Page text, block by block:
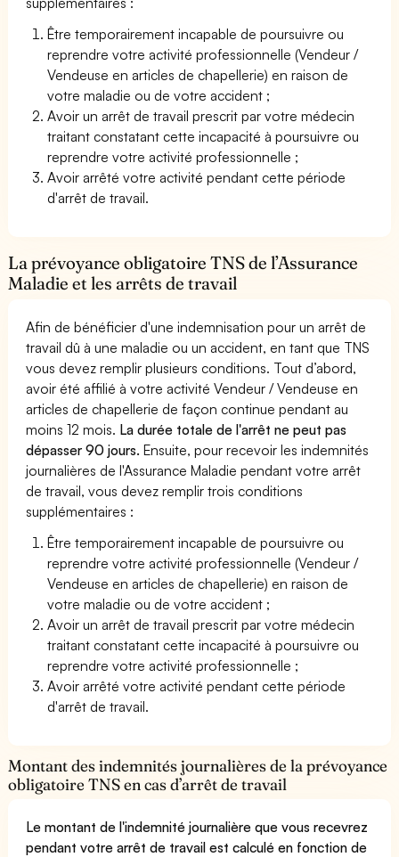
Être temporairement incapable de poursuivre ou
reprendre votre activité professionnelle (Vendeur /
Vendeuse en articles de chapellerie) en raison de
votre maladie ou de votre accident ;
Avoir un arrêt de travail prescrit par votre médecin
traitant constatant cette incapacité à poursuivre ou
reprendre votre activité professionnelle ;
Avoir arrêté votre activité pendant cette période
d'arrêt de travail.
La prévoyance obligatoire TNS de l’Assurance
Maladie et les arrêts de travail
Afin de bénéficier d'une indemnisation pour un arrêt de
travail dû à une maladie ou un accident, en tant que TNS
vous devez remplir plusieurs conditions. Tout d’abord,
avoir été affilié à votre activité Vendeur / Vendeuse en
articles de chapellerie de façon continue pendant au
moins 12 mois. La durée totale de l'arrêt ne peut pas
dépasser 90 jours. Ensuite, pour recevoir les indemnités
journalières de l'Assurance Maladie pendant votre arrêt
de travail, vous devez remplir trois conditions
supplémentaires :
Être temporairement incapable de poursuivre ou
reprendre votre activité professionnelle (Vendeur /
Vendeuse en articles de chapellerie) en raison de
votre maladie ou de votre accident ;
Avoir un arrêt de travail prescrit par votre médecin
traitant constatant cette incapacité à poursuivre ou
reprendre votre activité professionnelle ;
Avoir arrêté votre activité pendant cette période
d'arrêt de travail.
Montant des indemnités journalières de la prévoyance
obligatoire TNS en cas d’arrêt de travail
Le montant de l'indemnité journalière que vous recevrez
pendant votre arrêt de travail est calculé en fonction de